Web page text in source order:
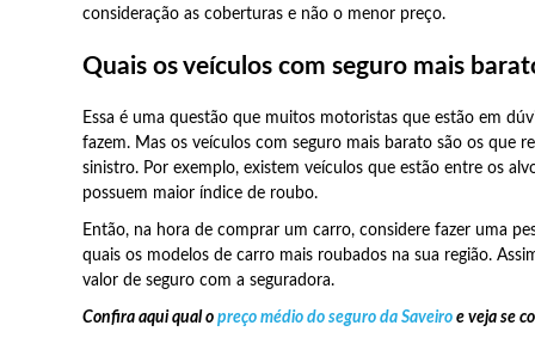
consideração as coberturas e não o menor preço.
Quais os veículos com seguro mais
Essa é uma questão que muitos motoristas que estão em
fazem. Mas os veículos com seguro mais barato são os que
sinistro. Por exemplo, existem veículos que estão entre os
possuem maior índice de roubo.
Então, na hora de comprar um carro, considere fazer uma
quais os modelos de carro mais roubados na sua região.
valor de seguro com a seguradora.
Confira aqui qual o preço médio do seguro da Saveiroe veja se